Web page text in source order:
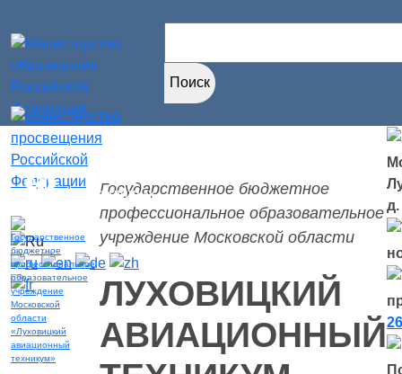
слабовидящих
Государственное бюджетное
профессиональное образовательное
учреждение Московской области
ЛУХОВИЦКИЙ
АВИАЦИОННЫЙ
д.